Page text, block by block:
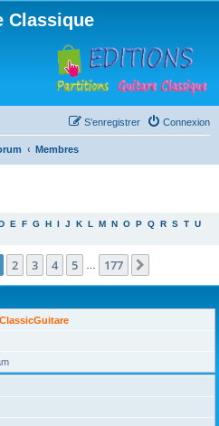
Classique
Connexion
S’enregistrer
Membres
E F G H I J K L M N O P Q R S T U
1sur177
2 3 4 5 177
ClassicGuitare